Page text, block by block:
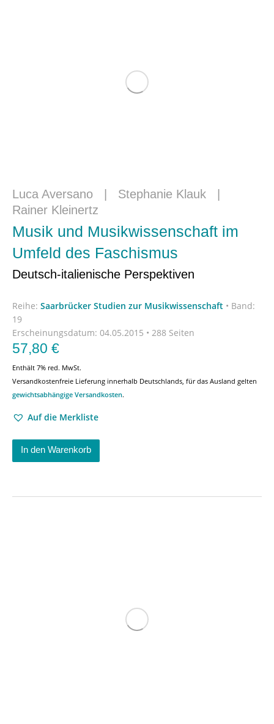
Luca Aversano | Stephanie Klauk |
Rainer Kleinertz
Musik und Musikwissenschaft im
Umfeld des Faschismus
Deutsch-italienische Perspektiven
Reihe: Saarbrücker Studien zur Musikwissenschaft • Band:
19
Erscheinungsdatum: 04.05.2015 • 288 Seiten
57,80 €
Enthält 7% red. MwSt.
Versandkostenfreie Lieferung innerhalb Deutschlands, für das Ausland gelten
gewichtsabhängige Versandkosten.
Auf die Merkliste
In den Warenkorb